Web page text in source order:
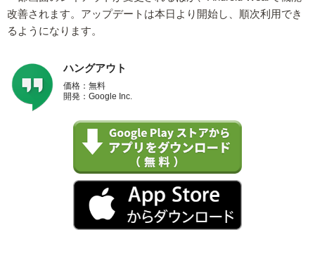
改善されます。アップデートは本日より開始し、順次利用でき
るようになります。
ハングアウト
価格：無料
開発：Google Inc.